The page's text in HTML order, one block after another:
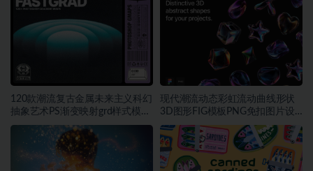
120款潮流复古金属未来主义科幻
抽象艺术PS渐变映射grd样式模板
素材
现代潮流动态彩虹流动曲线形状
3D图形FIG模板PNG免扣图片设
计素材